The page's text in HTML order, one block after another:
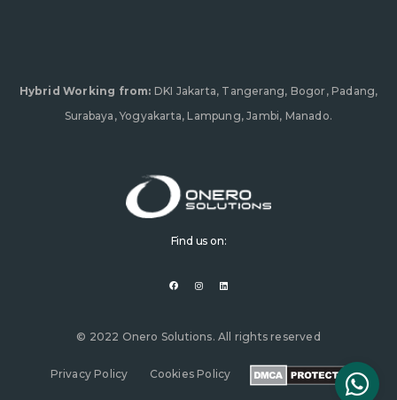
Hybrid Working from: DKI Jakarta, Tangerang, Bogor, Padang,
Surabaya, Yogyakarta, Lampung, Jambi, Manado.
Find us on:
a
c
k
n
s
a
i
n
n
© 2022 Onero Solutions. All rights reserved
Privacy Policy Cookies Policy